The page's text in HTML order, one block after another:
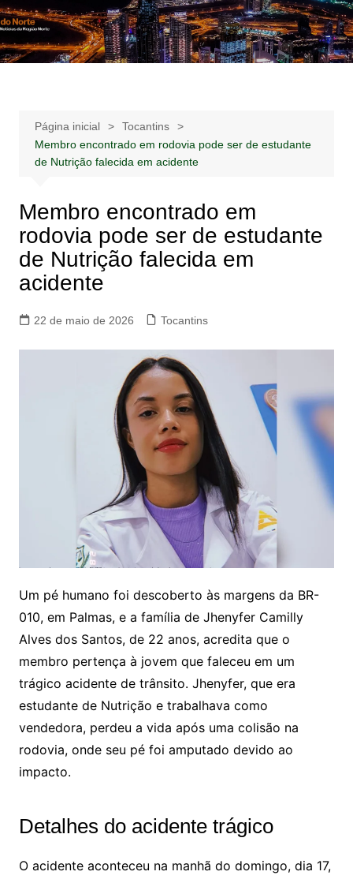
Ir
para
o
Notícias –
Publicidades –
Notícias – Publicidades – Anúncios
Página inicial
Tocantins
Membro encontrado em rodovia pode ser de estudante
de Nutrição falecida em acidente
Membro encontrado em
rodovia pode ser de estudante
de Nutrição falecida em
acidente
22 de maio de 2026 Tocantins
Um pé humano foi descoberto às margens da BR-
010, em Palmas, e a família de Jhenyfer Camilly
Alves dos Santos, de 22 anos, acredita que o
membro pertença à jovem que faleceu em um
trágico acidente de trânsito. Jhenyfer, que era
estudante de Nutrição e trabalhava como
vendedora, perdeu a vida após uma colisão na
rodovia, onde seu pé foi amputado devido ao
impacto.
Detalhes do acidente trágico
O acidente aconteceu na manhã do domingo, dia 17,